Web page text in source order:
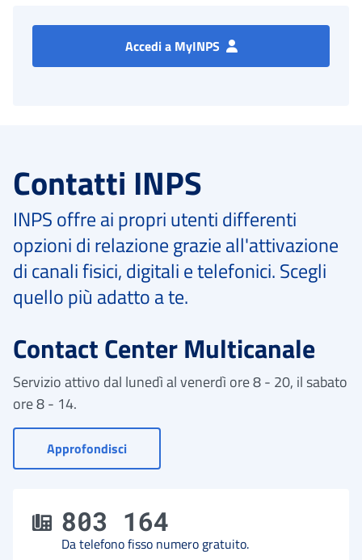
Accedi a MyINPS
Contatti INPS
INPS offre ai propri utenti differenti
opzioni di relazione grazie all'attivazione
di canali fisici, digitali e telefonici. Scegli
quello più adatto a te.
Contact Center Multicanale
Servizio attivo dal lunedì al venerdì ore 8 - 20, il sabato
ore 8 - 14.
Approfondisci- Vai a Contact Center
803 164
Da telefono fisso numero gratuito.